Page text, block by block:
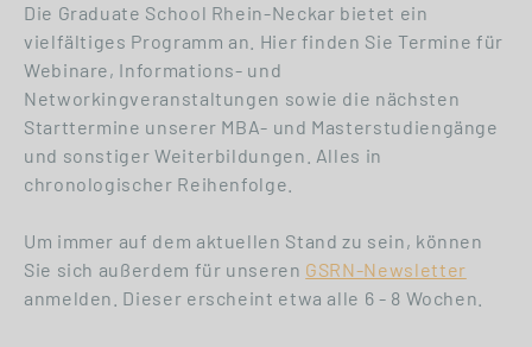
Die Graduate School Rhein-Neckar bietet ein
vielfältiges Programm an. Hier finden Sie Termine für
Webinare, Informations- und
Networkingveranstaltungen sowie die nächsten
Starttermine unserer MBA- und Masterstudiengänge
und sonstiger Weiterbildungen. Alles in
chronologischer Reihenfolge.
Um immer auf dem aktuellen Stand zu sein, können
Sie sich außerdem für unseren GSRN-Newsletter
anmelden. Dieser erscheint etwa alle 6 - 8 Wochen.